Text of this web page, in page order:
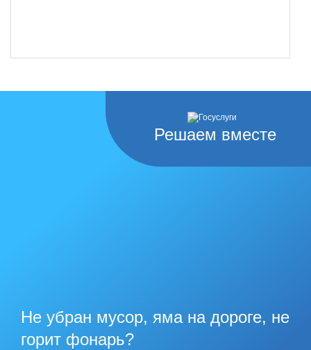
Решаем вместе
Не убран мусор, яма на дороге, не
горит фонарь?